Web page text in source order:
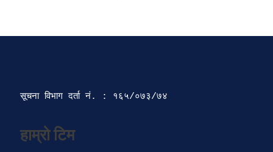
सूचना विभाग दर्ता‍ नं. : १६५/०७३/७४
हाम्रो टिम